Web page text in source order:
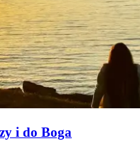
i do Boga